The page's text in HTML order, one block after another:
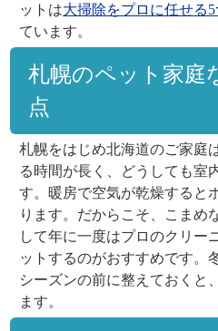
ットは大掃除をプロに任せる5
ています。
札幌のペット家庭
点
札幌をはじめ北海道のご家庭
る時間が長く、どうしても室
す。暖房で空気が乾燥すると
ります。だからこそ、こまめ
して年に一度はプロのクリー
ットするのがおすすめです。
シーズンの前に整えておくと
ます。